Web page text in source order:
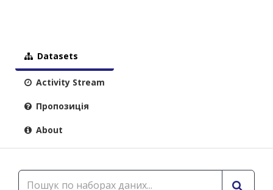
Datasets
Activity Stream
Пропозиція
About